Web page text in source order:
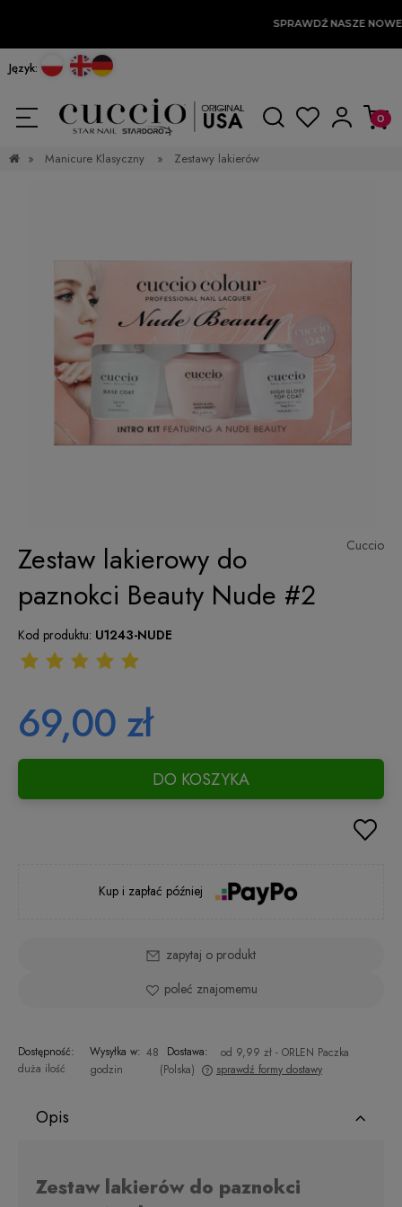
SPRAWDŹ NASZE
Język:
» Manicure Klasyczny » Zestawy lakierów
Cuccio
Zestaw lakierowy do
paznokci Beauty Nude #2
Kod produktu: U1243-NUDE
69,00 zł
DO KOSZYKA
Kup i zapłać później
zapytaj o produkt
poleć znajomemu
Dostępność:
duża ilość
Wysyłka w: 48
godzin
Dostawa: od 9,99 zł - ORLEN Paczka
(Polska)
sprawdź formy dostawy
Opis
Zestaw lakierów do paznokci